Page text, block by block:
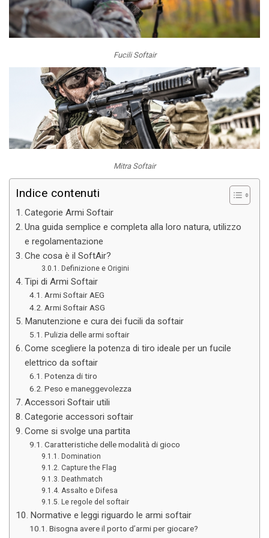
Fucili Softair
Mitra Softair
Indice contenuti
Categorie Armi Softair
Una guida semplice e completa alla loro natura, utilizzo
e regolamentazione
Che cosa è il SoftAir?
Definizione e Origini
Tipi di Armi Softair
Armi Softair AEG
Armi Softair ASG
Manutenzione e cura dei fucili da softair
Pulizia delle armi softair
Come scegliere la potenza di tiro ideale per un fucile
elettrico da softair
Potenza di tiro
Peso e maneggevolezza
Accessori Softair utili
Categorie accessori softair
Come si svolge una partita
Caratteristiche delle modalità di gioco
Domination
Capture the Flag
Deathmatch
Assalto e Difesa
Le regole del softair
Normative e leggi riguardo le armi softair
Bisogna avere il porto d’armi per giocare?